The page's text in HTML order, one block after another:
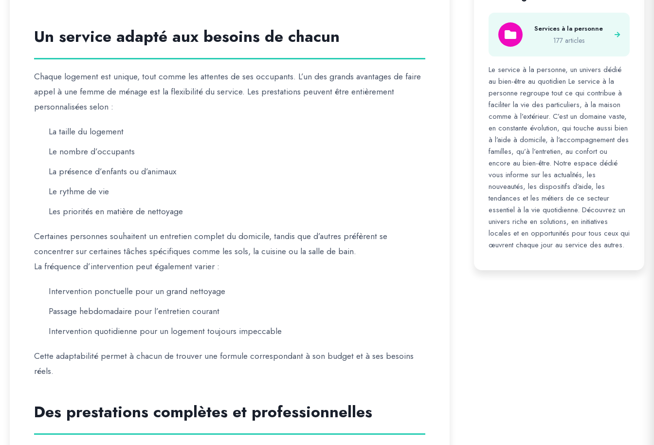
Un service adapté aux besoins de chacun
Chaque logement est unique, tout comme les attentes de ses occupants. L’un des grands avantages de faire
appel à une femme de ménage est la flexibilité du service. Les prestations peuvent être entièrement
personnalisées selon :
La taille du logement
Le nombre d’occupants
La présence d’enfants ou d’animaux
Le rythme de vie
Les priorités en matière de nettoyage
Certaines personnes souhaitent un entretien complet du domicile, tandis que d’autres préfèrent se
concentrer sur certaines tâches spécifiques comme les sols, la cuisine ou la salle de bain.
La fréquence d’intervention peut également varier :
Intervention ponctuelle pour un grand nettoyage
Passage hebdomadaire pour l’entretien courant
Intervention quotidienne pour un logement toujours impeccable
Cette adaptabilité permet à chacun de trouver une formule correspondant à son budget et à ses besoins
réels.
Des prestations complètes et professionnelles
Services à la personne
177 articles
Le service à la personne, un univers dédié
au bien-être au quotidien Le service à la
personne regroupe tout ce qui contribue à
faciliter la vie des particuliers, à la maison
comme à l’extérieur. C’est un domaine vaste,
en constante évolution, qui touche aussi bien
à l’aide à domicile, à l’accompagnement des
familles, qu’à l’entretien, au confort ou
encore au bien-être. Notre espace dédié
vous informe sur les actualités, les
nouveautés, les dispositifs d’aide, les
tendances et les métiers de ce secteur
essentiel à la vie quotidienne. Découvrez un
univers riche en solutions, en initiatives
locales et en opportunités pour tous ceux qui
œuvrent chaque jour au service des autres.